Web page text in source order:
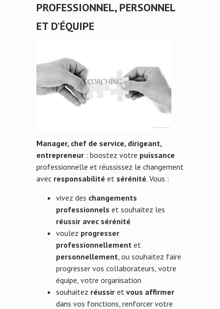
PROFESSIONNEL, PERSONNEL
ET D’ÉQUIPE
Manager, chef de service, dirigeant,
entrepreneur : boostez votre puissance
professionnelle et réussissez le changement
avec responsabilité et sérénité. Vous :
vivez des changements
professionnels et souhaitez les
réussir avec sérénité
voulez progresser
professionnellement et
personnellement, ou souhaitez faire
progresser vos collaborateurs, votre
équipe, votre organisation
souhaitez réussir et vous affirmer
dans vos fonctions, renforcer votre